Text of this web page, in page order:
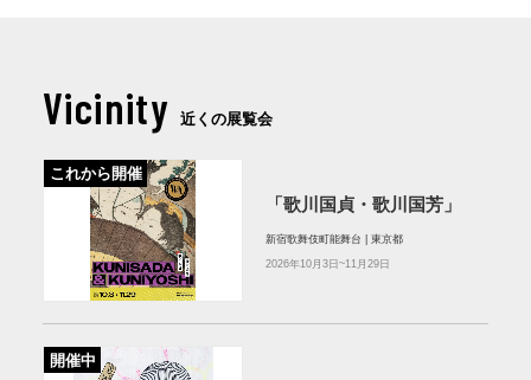
Vicinity 近くの展覧会
これから開催
「歌川国貞・歌川国芳」
新宿歌舞伎町能舞台 | 東京都
2026年10月3日~11月29日
開催中